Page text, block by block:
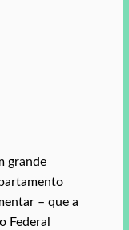
grande
– que a
Federal